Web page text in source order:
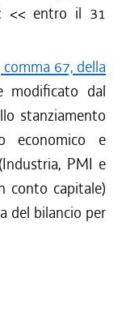
<< entro il 31
67, della
modificato dal
stanziamento
economico e
PMI e
conto capitale)
del bilancio per